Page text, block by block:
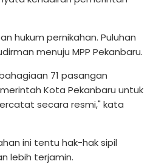
hukum pernikahan. Puluhan
menuju MPP Pekanbaru.
71 pasangan
Kota Pekanbaru untuk
secara resmi," kata
ini tentu hak-hak sipil
lebih terjamin.